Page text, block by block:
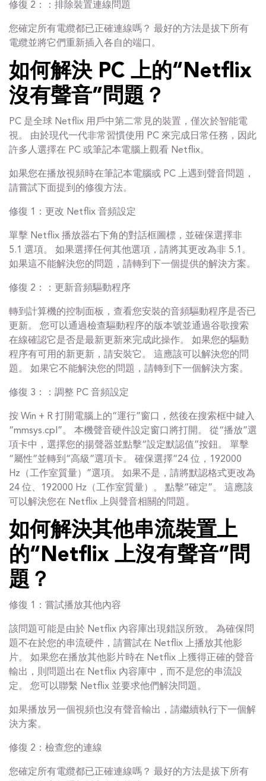
修復 2：：排除裝置連線問題
您確定所有電纜都已正確連線嗎？ 最好的方法是拔下所有
電纜並將它們重新插入各自的端口。
如何解決 PC 上的“Netflix
沒有聲音”問題？
PC 是全球 Netflix 用戶中第二常見的裝置，僅次於智能電
視。 由於現代一代非常習慣使用 PC 來完成日常任務，因此
許多人選擇在 PC 或筆記本電腦上觀看 Netflix。
如果您在播放視頻時在筆記本電腦或 PC 上遇到聲音問題，
請嘗試下面提到的修復方法。
修復 1：更改 Netflix 音頻設定
單擊 Netflix 播放器右下角的對話框圖標，並確保選擇非
5.1 選項。 如果選擇任何其他選項，請將其更改為非 5.1。
如果這不能解決您的問題，請轉到下一個提供的解決方案。
修復 2：：更新音頻驅動程序
轉到計算機的控制面板，查看您安裝的音頻驅動程序是否已
更新。 您可以通過檢查驅動程序的版本號並通過谷歌搜索
在線確認它是否是最新更新來完成此操作。 如果您的驅動
程序有可用的新更新，請安裝它。 這應該可以解決您的問
題。 如果它不能解決您的問題，請轉到下一個解決方案。
修復 3：：調整 PC 音頻設定
按 Win + R 打開電腦上的“運行”窗口，然後在搜索框中鍵入
“mmsys.cpl”。 本機聲音硬件設定窗口將打開。 從“播放”選
項卡中，選擇您的揚聲器並點擊“設定默認值”按鈕。 單擊
“屬性”並轉到“高級”選項卡。 確保選擇“24 位，192000
Hz（工作室質量）”選項。 如果不是，請將默認格式更改為
24 位、192000 Hz（工作室質量）。 點擊“確定”。 這應該
可以解決您在 Netflix 上與聲音相關的問題。
如何解決其他串流裝置上
的“Netflix 上沒有聲音”問
題？
修復 1：嘗試播放其他內容
該問題可能是由於 Netflix 內容庫出現錯誤所致。 為確保問
題不在於您的串流硬件，請嘗試在 Netflix 上播放其他影
片。 如果您在播放其他影片時在 Netflix 上獲得正確的聲音
輸出，則問題出在 Netflix 內容庫中，而不是您的串流設
定。 您可以聯繫 Netflix 並要求他們解決問題。
如果播放另一個視頻也沒有聲音輸出，請繼續執行下一個解
決方案。
修復 2：檢查您的連線
您確定所有電纜都已正確連線嗎？ 最好的方法是拔下所有